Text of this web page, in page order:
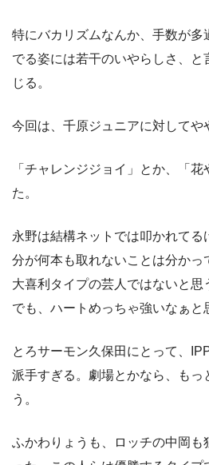
特にバカリズムなんか、手数が多
でる姿には若干のいやらしさ、
じる。
今回は、千原ジュニアに対してや
「チャレンジジョイ」とか、「
た。
永野は結構ネットでは叩かれてる
分が何本も取れないことは分かっ
大喜利タイプの芸人ではないと思
でも、ハートめっちゃ強いなぁと
とろサーモン久保田にとって、
派手すぎる。劇場とかなら、もっ
う。
ふかわりょうも、ロッチの中岡も